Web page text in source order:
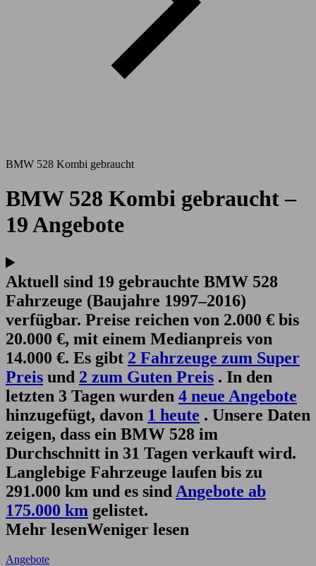
BMW 528 Kombi gebraucht
BMW 528 Kombi gebraucht –
19 Angebote
Aktuell sind 19 gebrauchte BMW 528
Fahrzeuge (Baujahre 1997–2016)
verfügbar. Preise reichen von 2.000 € bis
20.000 €, mit einem Medianpreis von
14.000 €. Es gibt 2 Fahrzeuge zum Super
Preis und 2 zum Guten Preis . In den
letzten 3 Tagen wurden 4 neue Angebote
hinzugefügt, davon 1 heute . Unsere Daten
zeigen, dass ein BMW 528 im
Durchschnitt in 31 Tagen verkauft wird.
Langlebige Fahrzeuge laufen bis zu
291.000 km und es sind Angebote ab
175.000 km gelistet.
Mehr lesenWeniger lesen
Angebote